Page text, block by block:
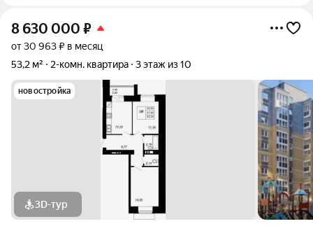
8 630 000 ₽
от 30 963 ₽ в месяц
53,2 м²
2-комн. квартира 3 этаж из 10
новостройка
3D-тур